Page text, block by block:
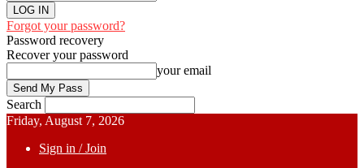
Forgot your password?
Password recovery
Recover your password
your email
Search
Friday, August 7, 2026
Sign in / Join